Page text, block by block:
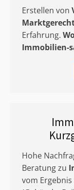
Erstellen von
Erfahrung.
Immobilien-
Hohe
Beratung zu
vom